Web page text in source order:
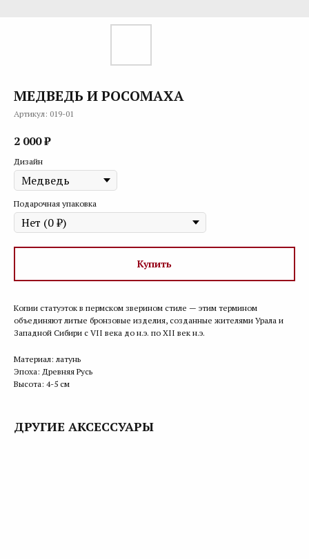
МЕДВЕДЬ И РОСОМАХА
Артикул: 019-01
2 000₽
Дизайн
Подарочная упаковка
Купить
Копии статуэток в пермском зверином стиле — этим термином
объединяют литые бронзовые изделия, созданные жителями Урала и
Западной Сибири с VII века до н.э. по XII век н.э.
Материал: латунь
Эпоха: Древняя Русь
Высота: 4-5 см
ДРУГИЕ АКСЕССУАРЫ